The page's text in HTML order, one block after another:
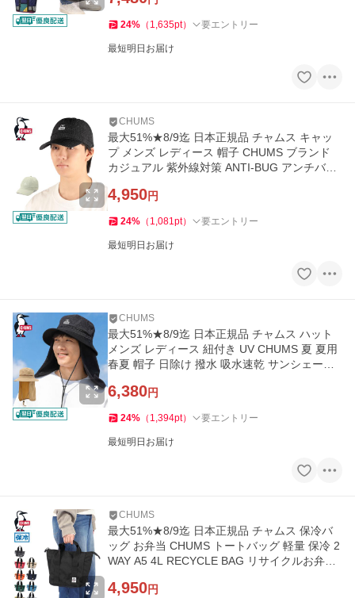
24% （ 1,635pt） 要エントリー
最短明日お届け
CHUMS
最大51%★8/9迄 日本正規品 チャムス キャッ
プ メンズ レディース 帽子 CHUMS ブランド
カジュアル 紫外線対策 ANTI-BUG アンチバグ
4,950円
24% （ 1,081pt） 要エントリー
最短明日お届け
CHUMS
最大51%★8/9迄 日本正規品 チャムス ハット
メンズ レディース 紐付き UV CHUMS 夏 夏用
春夏 帽子 日除け 撥水 吸水速乾 サンシェード
6,380円
24% （ 1,394pt） 要エントリー
最短明日お届け
CHUMS
最大51%★8/9迄 日本正規品 チャムス 保冷バ
ッグ お弁当 CHUMS トートバッグ 軽量 保冷 2
WAY A5 4L RECYCLE BAG リサイクルお弁当
4,950円